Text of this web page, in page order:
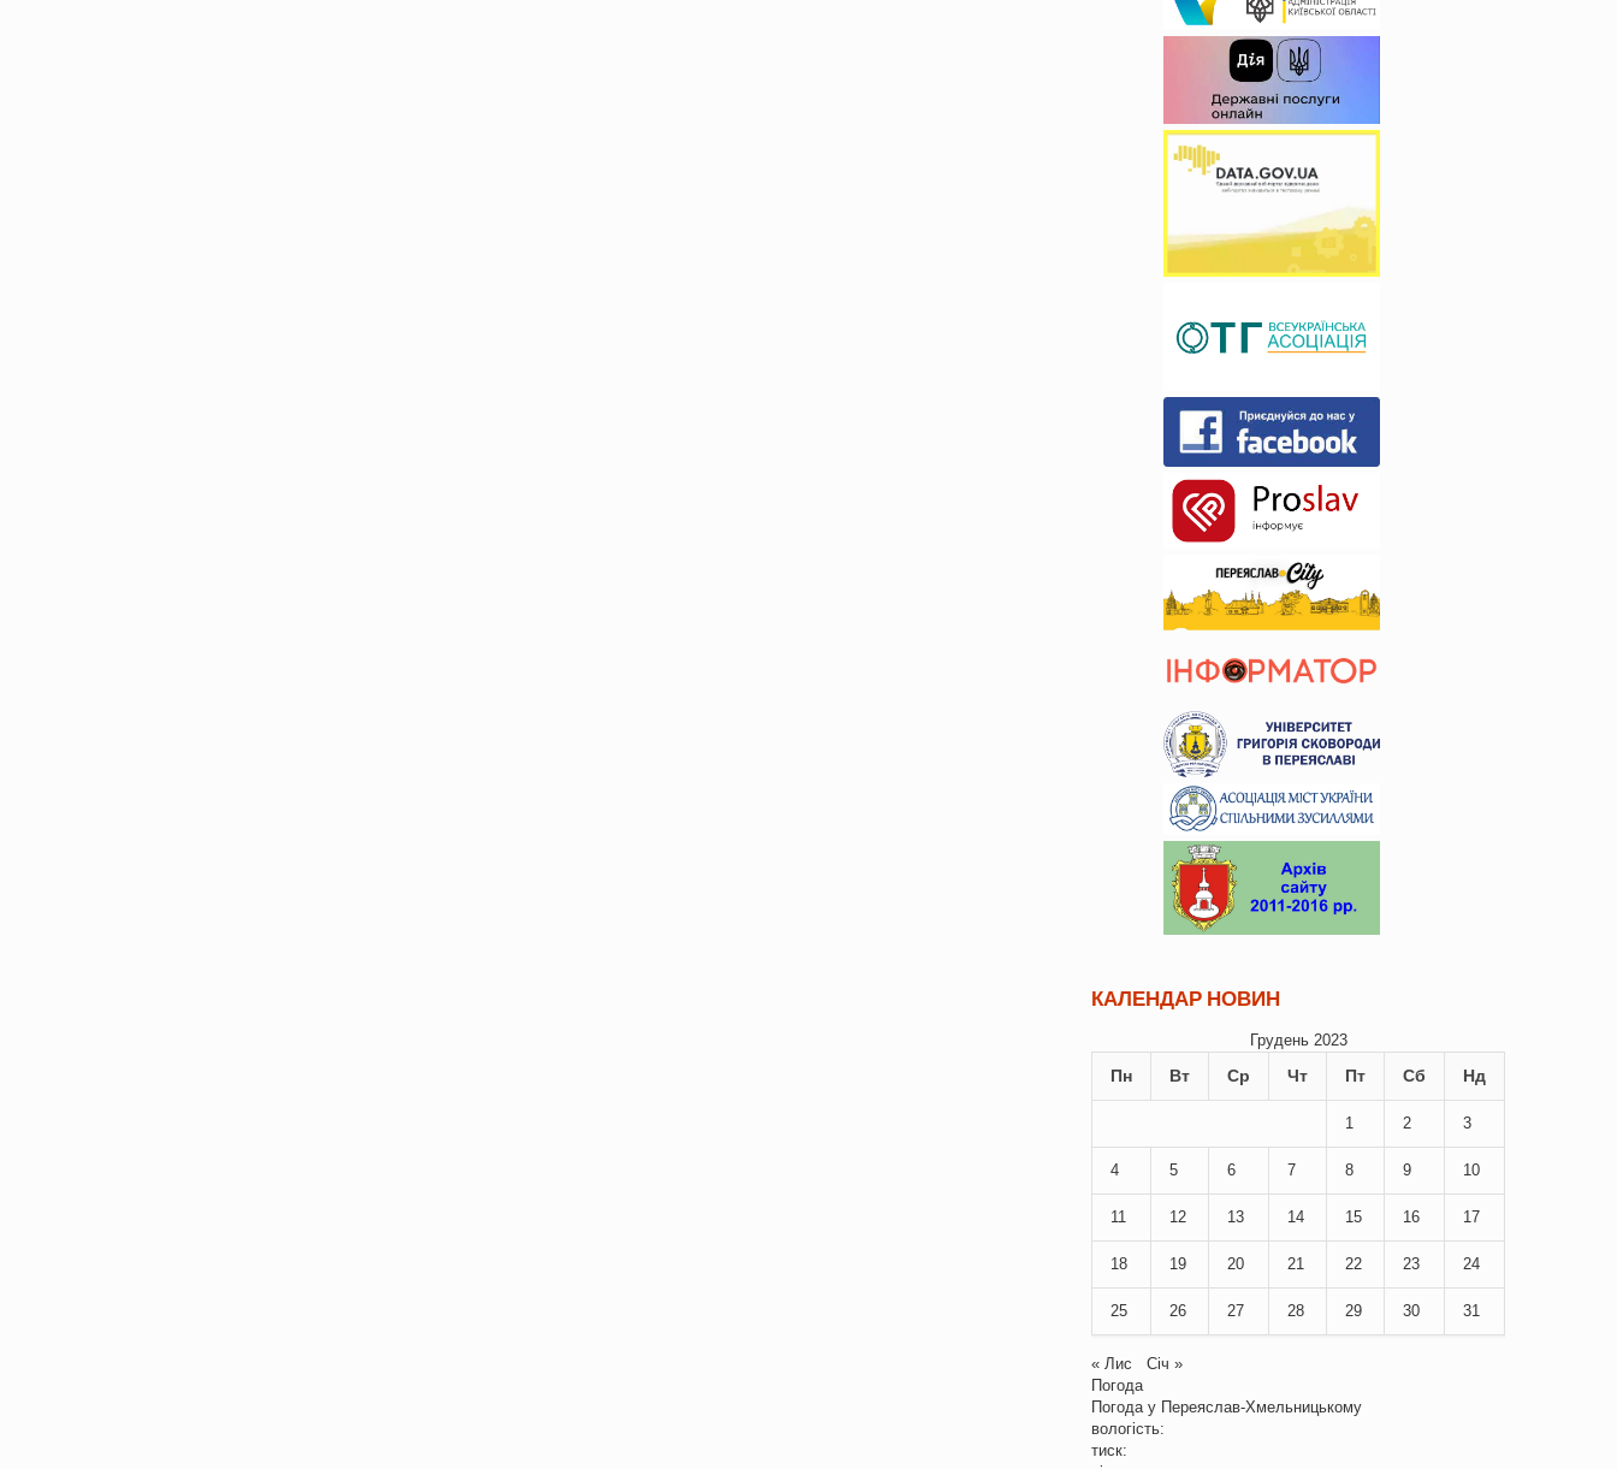
КАЛЕНДАР НОВИН
Грудень 2023
Пн Вт Ср Чт Пт Сб Нд
1 2 3
4 5 6 7 8 9 10
11 12 13 14 15 16 17
18 19 20 21 22 23 24
25 26 27 28 29 30 31
« Лис
Січ »
Погода
Погода у Переяслав-Хмельницькому
вологість:
тиск: